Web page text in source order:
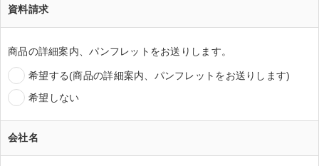
資料請求
商品の詳細案内、パンフレットをお送りします。
希望する(商品の詳細案内、パンフレットをお送りします)
希望しない
会社名